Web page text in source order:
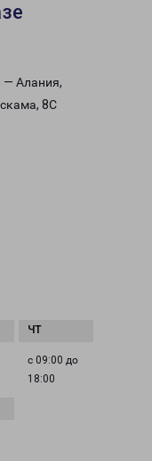
— Алания,
8С
с 09:00 до
18:00